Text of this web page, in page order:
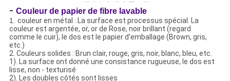
- Couleur de papier de fibre lavable
1. couleur en métal : La surface est processus spécial. La
couleur est argentée, or, or de Rose, noir brillant (regard
comme le cuir), le dos est le papier d'emballage (Brown, gris,
etc.)
2. Couleurs solides : Brun clair, rouge, gris, noir, blanc, bleu, etc.
1). La surface ont donné une consistance rugueuse, le dos est
lisse, non - texturisé
2). Les doubles côtés sont lisses